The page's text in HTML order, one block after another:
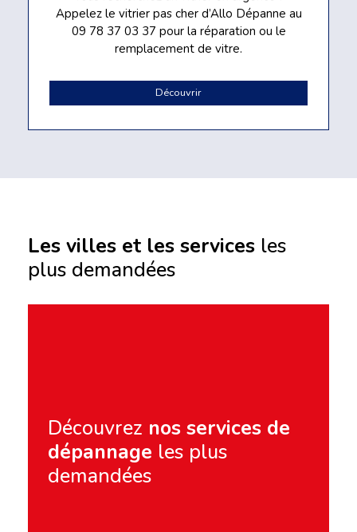
Appelez le vitrier pas cher d’Allo Dépanne au
09 78 37 03 37 pour la réparation ou le
remplacement de vitre.
Découvrir
Les villes et les services les
plus demandées
Découvrez nos services de
dépannage les plus
demandées